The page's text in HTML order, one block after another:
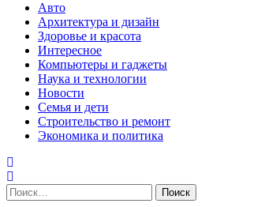
Авто
Архитектура и дизайн
Здоровье и красота
Интересное
Компьютеры и гаджеты
Наука и технологии
Новости
Семья и дети
Строительство и ремонт
Экономика и политика
Найти: